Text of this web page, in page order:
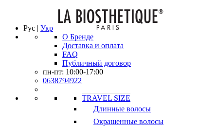
Рус | Укр
О Бренде
Доставка и оплата
FAQ
Публичный договор
пн-пт: 10:00-17:00
0638794922
TRAVEL SIZE
Длинные волосы
Окрашенные волосы